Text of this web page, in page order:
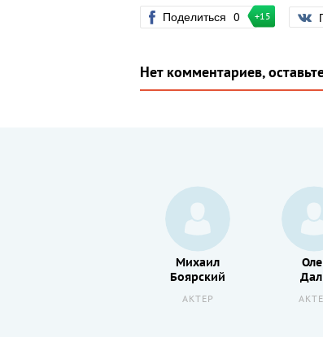
Поделиться 0 +15
Нет комментариев,
Михаил
Боярский
АКТЕР